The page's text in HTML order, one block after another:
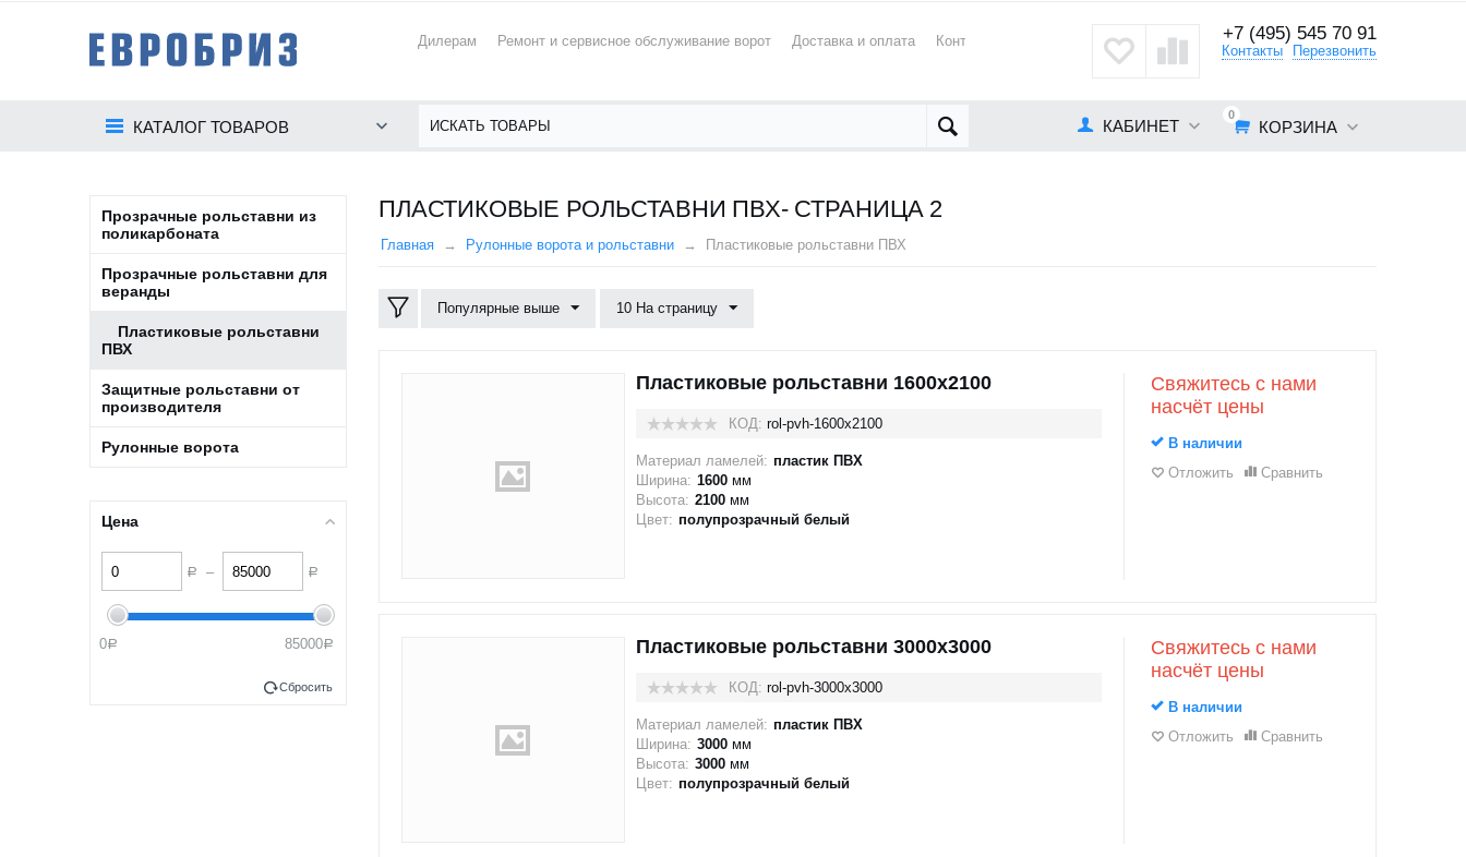
Дилерам Ремонт и сервисное обслуживание ворот Доставка и оплата Контакты +7 (495) 545 70 91
Контакты Перезвонить
КАТАЛОГ ТОВАРОВ
0
КОРЗИНА
КАБИНЕТ
ПЛАСТИКОВЫЕ РОЛЬСТАВНИ ПВХ- СТРАНИЦА 2
Главная Рулонные ворота и рольставни Пластиковые рольставни ПВХ
Популярные выше 10 На страницу
Пластиковые рольставни 1600x2100
КОД: rol-pvh-1600x2100
Материал ламелей: пластик ПВХ
Ширина: 1600мм
Высота: 2100мм
Цвет: полупрозрачный белый
Свяжитесь с нами
насчёт цены
В наличии
Отложить
Сравнить
Пластиковые рольставни 3000x3000
КОД: rol-pvh-3000x3000
Материал ламелей: пластик ПВХ
Ширина: 3000мм
Высота: 3000мм
Цвет: полупрозрачный белый
Свяжитесь с нами
насчёт цены
В наличии
Отложить
Сравнить
Прозрачные рольставни из
поликарбоната
Прозрачные рольставни для
веранды
Пластиковые рольставни
ПВХ
Защитные рольставни от
производителя
Рулонные ворота
Цена
Р – Р
0Р 85000Р
Сбросить